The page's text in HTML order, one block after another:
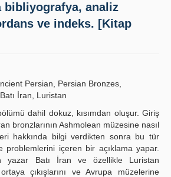
bibliyografya, analiz
ve indeks. [Kitap
Persian, Persian Bronzes,
İran, Luristan
dahil dokuz, kısımdan oluşur. Giriş
bronzlarının Ashmolean müzesine nasıl
hakkında bilgi verdikten sonra bu tür
problemlerini içeren bir açıklama yapar.
yazar Batı İran ve özellikle Luristan
çıkışlarını ve Avrupa müzelerine